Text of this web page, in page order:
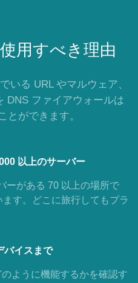
用すべき理由
いる URL やマルウェア、
DNS ファイアウォールは
とができます。
以上のサーバー
ーがある 70 以上の場所で
す。どこに旅行してもプラ
バイスまで
ように機能するかを確認す